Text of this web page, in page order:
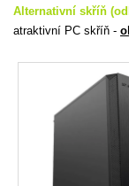
Alternativní skříň
atraktivní PC skříň -